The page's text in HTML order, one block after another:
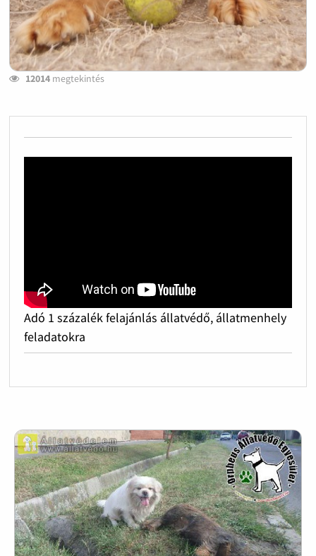
12014megtekintés
Adó 1 százalék felajánlás állatvédő, állatmenhely
feladatokra